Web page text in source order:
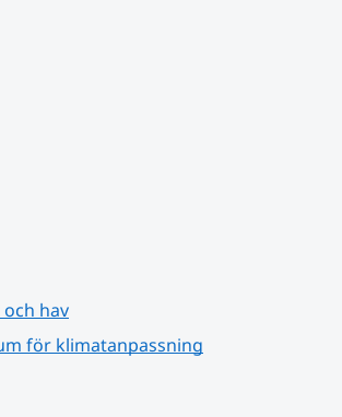
hav
för klimatanpassning